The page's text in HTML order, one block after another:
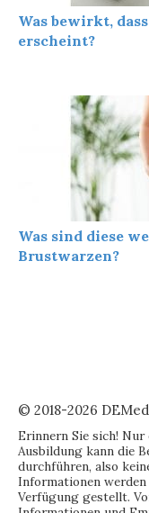
Was bewirkt,
erscheint?
Was sind diese
Brustwarzen?
© 2018-2026
Erinnern Sie sich!
Ausbildung kann die
durchführen, also
Informationen werden
Verfügung gestellt.